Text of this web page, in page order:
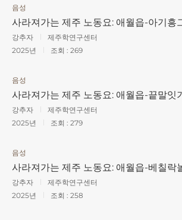
음성
사라져가는 제주 노동요: 애월읍-아기흥
강추자
제주학연구센터
2025년
조회 : 269
음성
사라져가는 제주 노동요: 애월읍-끝말잇
강추자
제주학연구센터
2025년
조회 : 279
음성
사라져가는 제주 노동요: 애월읍-베칠락
강추자
제주학연구센터
2025년
조회 : 258